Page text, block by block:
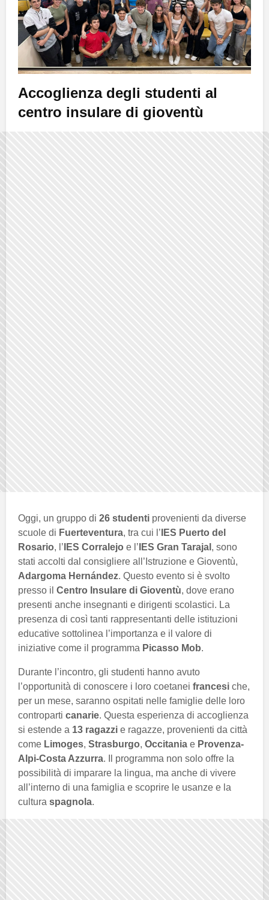
Accoglienza degli studenti al
centro insulare di gioventù
Oggi, un gruppo di 26 studenti provenienti da diverse
scuole di Fuerteventura, tra cui l’ IES Puerto del
Rosario, l’ IES Corralejo e l’ IES Gran Tarajal , sono
stati accolti dal consigliere all’Istruzione e Gioventù,
Adargoma Hernández. Questo evento si è svolto
presso il Centro Insulare di Gioventù, dove erano
presenti anche insegnanti e dirigenti scolastici. La
presenza di così tanti rappresentanti delle istituzioni
educative sottolinea l’importanza e il valore di
iniziative come il programma Picasso Mob.
Durante l’incontro, gli studenti hanno avuto
l’opportunità di conoscere i loro coetanei francesi che,
per un mese, saranno ospitati nelle famiglie delle loro
controparti canarie. Questa esperienza di accoglienza
si estende a 13 ragazzi e ragazze, provenienti da città
come Limoges, Strasburgo, Occitania e Provenza-
Alpi-Costa Azzurra. Il programma non solo offre la
possibilità di imparare la lingua, ma anche di vivere
all’interno di una famiglia e scoprire le usanze e la
cultura spagnola.